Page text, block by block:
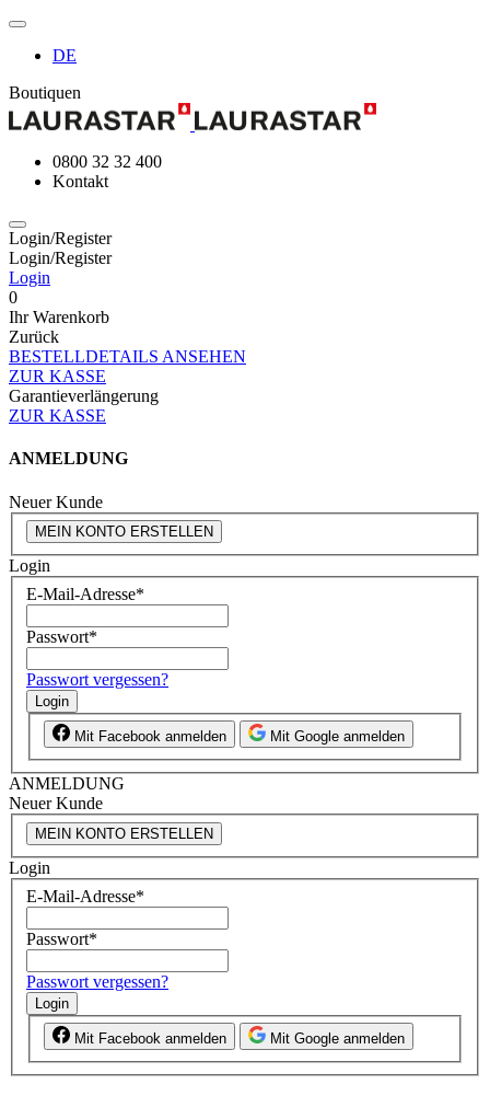
DE
Boutiquen
0800 32 32 400
Kontakt
Login/Register
Login/Register
Login
0
Ihr Warenkorb
Zurück
BESTELLDETAILS ANSEHEN
ZUR KASSE
Garantieverlängerung
ZUR KASSE
ANMELDUNG
Neuer Kunde
MEIN KONTO ERSTELLEN
Login
E-Mail-Adresse*
Passwort*
Passwort vergessen?
Login
Mit Facebook anmelden Mit Google anmelden
ANMELDUNG
Neuer Kunde
MEIN KONTO ERSTELLEN
Login
E-Mail-Adresse*
Passwort*
Passwort vergessen?
Login
Mit Facebook anmelden Mit Google anmelden